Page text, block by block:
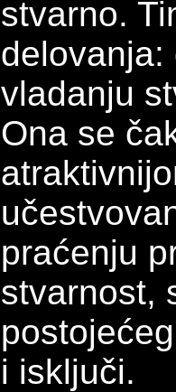
stvarno.
delovanja:
vladanju
Ona se
praćenju
stvarnost,
i isključi.